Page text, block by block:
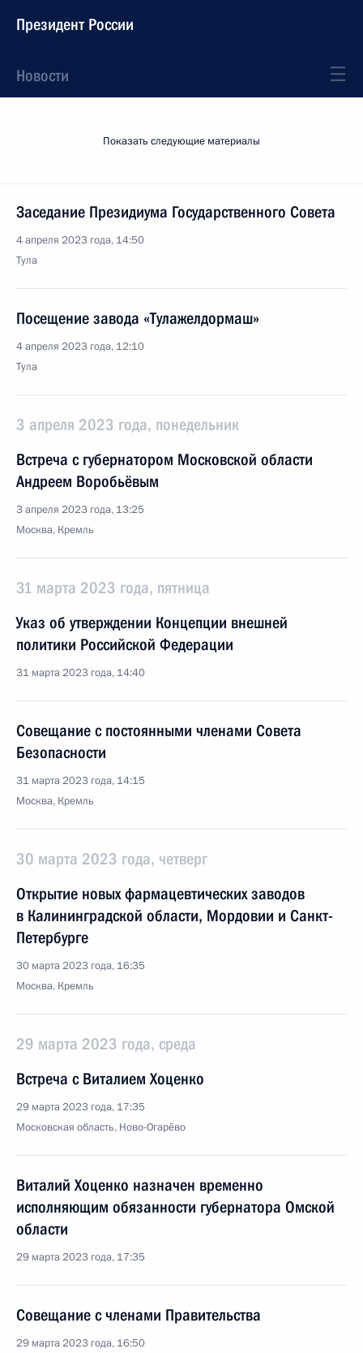
Президент России
Новости
Показать следующие материалы
Заседание Президиума Государственного Совета
4 апреля 2023 года, 14:50
Тула
Посещение завода «Тулажелдормаш»
4 апреля 2023 года, 12:10
Тула
3 апреля 2023 года, понедельник
Встреча с губернатором Московской области
Андреем Воробьёвым
3 апреля 2023 года, 13:25
Москва, Кремль
31 марта 2023 года, пятница
Указ об утверждении Концепции внешней
политики Российской Федерации
31 марта 2023 года, 14:40
Совещание с постоянными членами Совета
Безопасности
31 марта 2023 года, 14:15
Москва, Кремль
30 марта 2023 года, четверг
Открытие новых фармацевтических заводов
в Калининградской области, Мордовии и Санкт-
Петербурге
30 марта 2023 года, 16:35
Москва, Кремль
29 марта 2023 года, среда
Встреча с Виталием Хоценко
29 марта 2023 года, 17:35
Московская область, Ново-Огарёво
Виталий Хоценко назначен временно
исполняющим обязанности губернатора Омской
области
29 марта 2023 года, 17:35
Совещание с членами Правительства
29 марта 2023 года, 16:50